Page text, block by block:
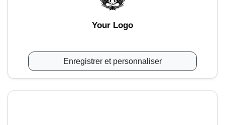
Your Logo
Enregistrer et personnaliser